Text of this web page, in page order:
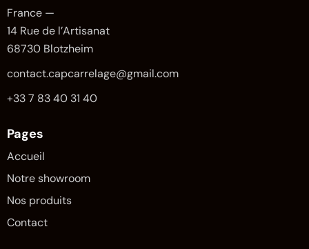
France —
14 Rue de l’Artisanat
68730 Blotzheim
contact.capcarrelage@gmail.com
+33 7 83 40 31 40
Pages
Accueil
Notre showroom
Nos produits
Contact